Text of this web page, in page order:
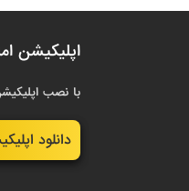
اپلیکیشن
با نصب
دانلود